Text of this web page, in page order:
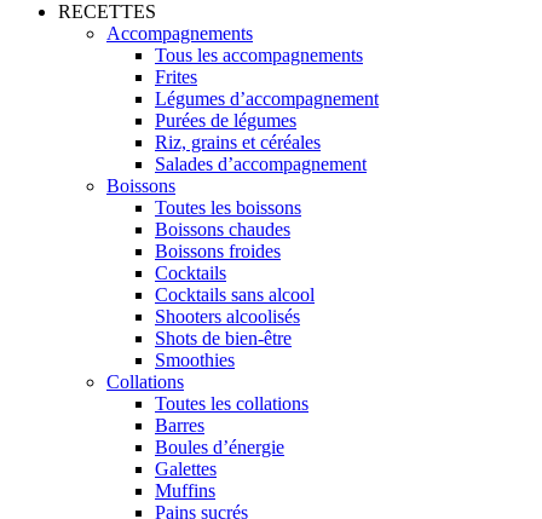
RECETTES
Accompagnements
Tous les accompagnements
Frites
Légumes d’accompagnement
Purées de légumes
Riz, grains et céréales
Salades d’accompagnement
Boissons
Toutes les boissons
Boissons chaudes
Boissons froides
Cocktails
Cocktails sans alcool
Shooters alcoolisés
Shots de bien-être
Smoothies
Collations
Toutes les collations
Barres
Boules d’énergie
Galettes
Muffins
Pains sucrés